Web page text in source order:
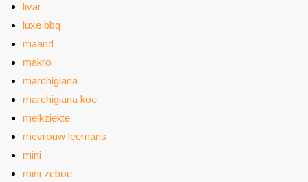
livar
luxe bbq
maand
makro
marchigiana
marchigiana koe
melkziekte
mevrouw leemans
mini
mini zeboe